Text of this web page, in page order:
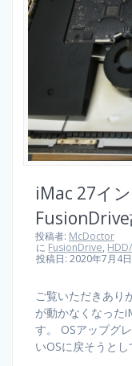
iMac 27イ
投稿者: McDoctor
に FusionDrive,
投稿日: 2020年7月4日
ご覧いただきあり
が動かなくなった
す。 OSアップグ
いOSに戻そうと